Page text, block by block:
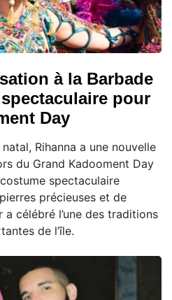
à la Barbade
pour
Day
Rihanna a une nouvelle
du Grand Kadooment Day
spectaculaire
précieuses et de
célébré l’une des traditions
de l’île.